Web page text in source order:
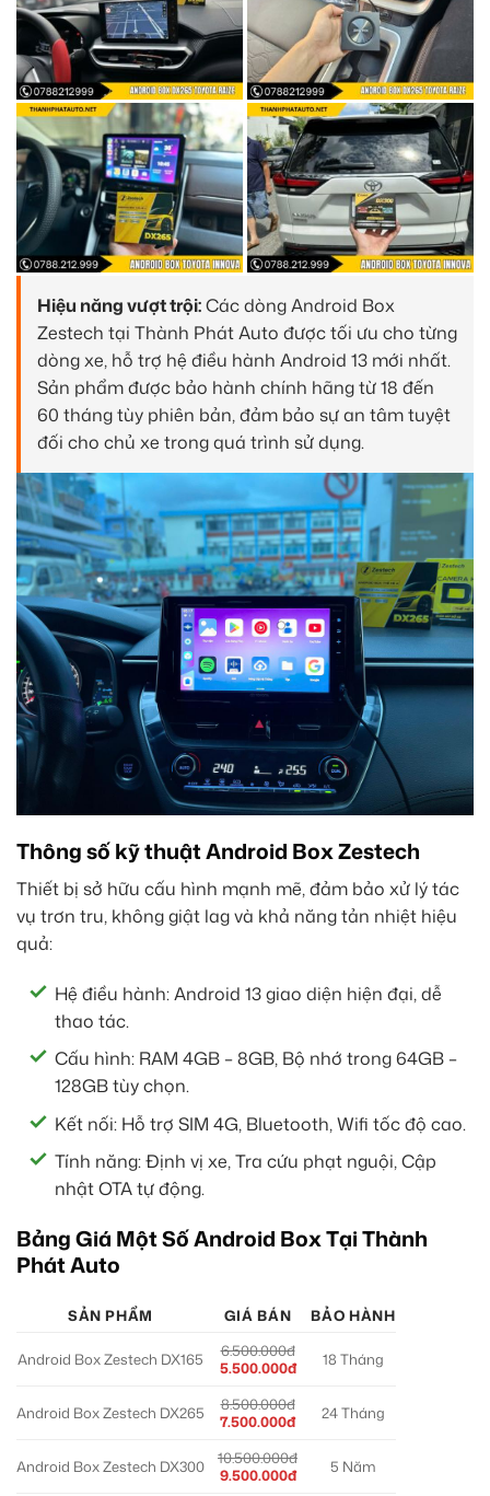
Hiệu năng vượt trội:Các dòng Android Box
Zestech tại Thành Phát Auto được tối ưu cho từng
dòng xe, hỗ trợ hệ điều hành Android 13 mới nhất.
Sản phẩm được bảo hành chính hãng từ 18 đến
60 tháng tùy phiên bản, đảm bảo sự an tâm tuyệt
đối cho chủ xe trong quá trình sử dụng.
Thông số kỹ thuật Android Box Zestech
Thiết bị sở hữu cấu hình mạnh mẽ, đảm bảo xử lý tác
vụ trơn tru, không giật lag và khả năng tản nhiệt hiệu
quả:
Hệ điều hành: Android 13 giao diện hiện đại, dễ
thao tác.
Cấu hình: RAM 4GB – 8GB, Bộ nhớ trong 64GB –
128GB tùy chọn.
Kết nối: Hỗ trợ SIM 4G, Bluetooth, Wifi tốc độ cao.
Tính năng: Định vị xe, Tra cứu phạt nguội, Cập
nhật OTA tự động.
Bảng Giá Một Số Android Box Tại Thành
Phát Auto
SẢN PHẨM GIÁ BÁN BẢO HÀNH
Android Box Zestech DX165
6.500.000đ
5.500.000đ
18 Tháng
Android Box Zestech DX265
8.500.000đ
7.500.000đ
24 Tháng
Android Box Zestech DX300
10.500.000đ
9.500.000đ
5 Năm